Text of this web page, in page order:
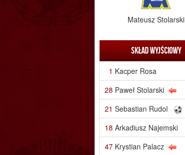
Mateusz Stolarski
Skład wyjściowy
1 Kacper Rosa
28 Paweł Stolarski
21 Sebastian Rudol
18 Arkadiusz Najemski
47 Krystian Palacz